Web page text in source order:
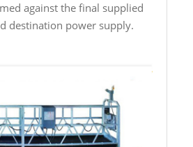
against the final supplied
destination power supply.